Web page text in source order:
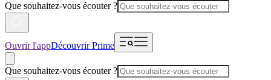
Que souhaitez-vous écouter ?
Ouvrir l'appDécouvrir Prime
Que souhaitez-vous écouter ?